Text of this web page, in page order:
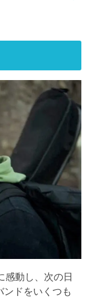
感動し、次の日
ンドをいくつも